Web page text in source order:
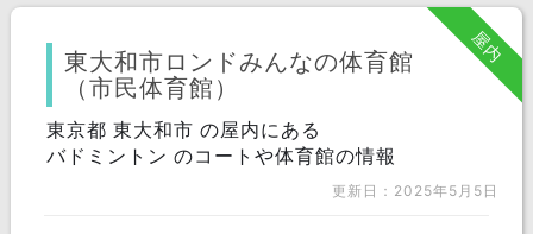
屋内
東大和市ロンドみんなの体育館
（市民体育館）
東京都 東大和市 の屋内にある
バドミントン のコートや体育館の情報
更新日：2025年5月5日